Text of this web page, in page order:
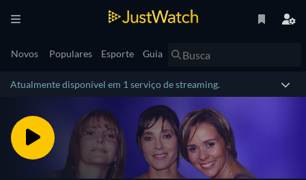
Novos Populares Esporte Guia
Atualmente disponível em 1 serviço de streaming.